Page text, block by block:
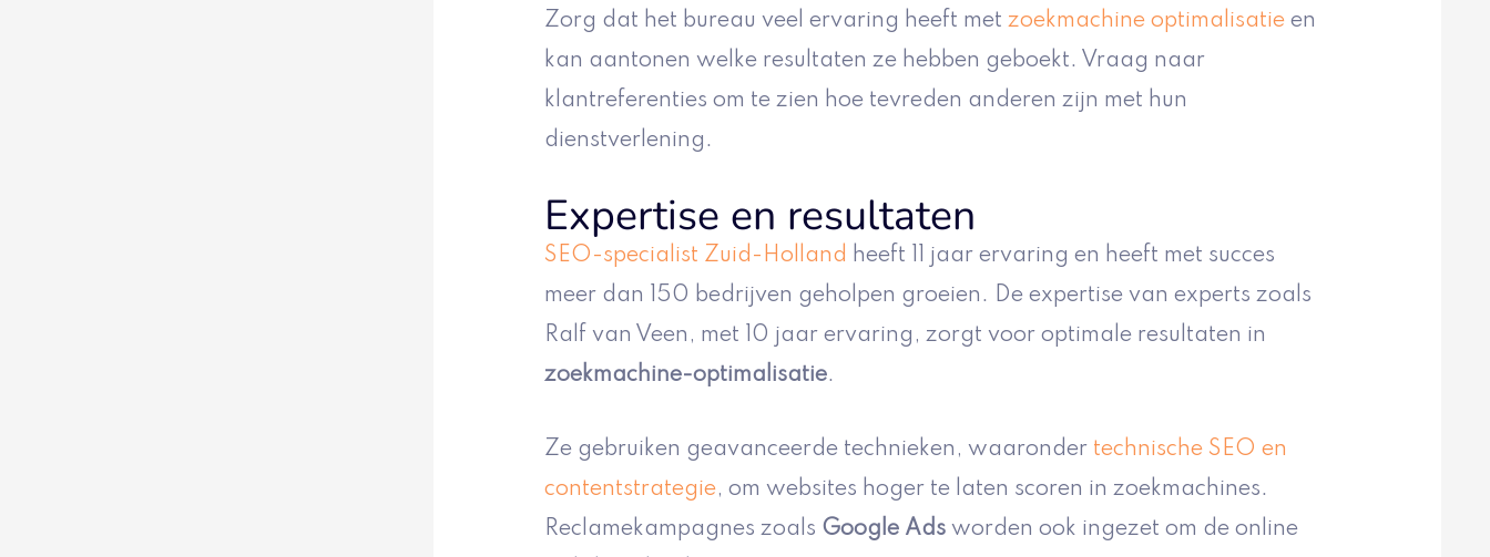
Zorg dat het bureau veel ervaring heeft met zoekmachine optimalisatie en
kan aantonen welke resultaten ze hebben geboekt. Vraag naar
klantreferenties om te zien hoe tevreden anderen zijn met hun
dienstverlening.
Expertise en resultaten
SEO-specialist Zuid-Holland heeft 11 jaar ervaring en heeft met succes
meer dan 150 bedrijven geholpen groeien. De expertise van experts zoals
Ralf van Veen, met 10 jaar ervaring, zorgt voor optimale resultaten in
zoekmachine-optimalisatie.
Ze gebruiken geavanceerde technieken, waaronder technische SEO en
contentstrategie, om websites hoger te laten scoren in zoekmachines.
Reclamekampagnes zoals Google Ads worden ook ingezet om de online